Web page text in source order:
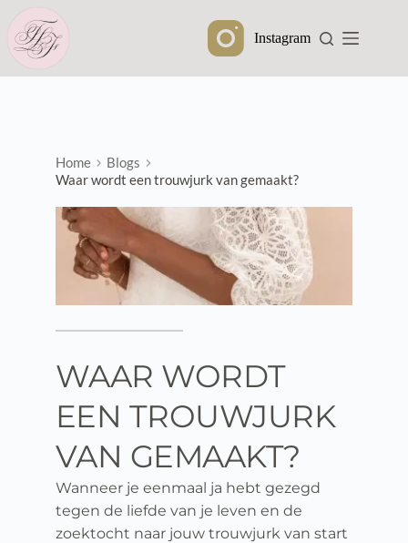
naar
inhoud
Instagram
Home
Blogs
Waar wordt een trouwjurk van gemaakt?
WAAR WORDT
EEN TROUWJURK
VAN GEMAAKT?
Wanneer je eenmaal ja hebt gezegd
tegen de liefde van je leven en de
zoektocht naar jouw trouwjurk van start